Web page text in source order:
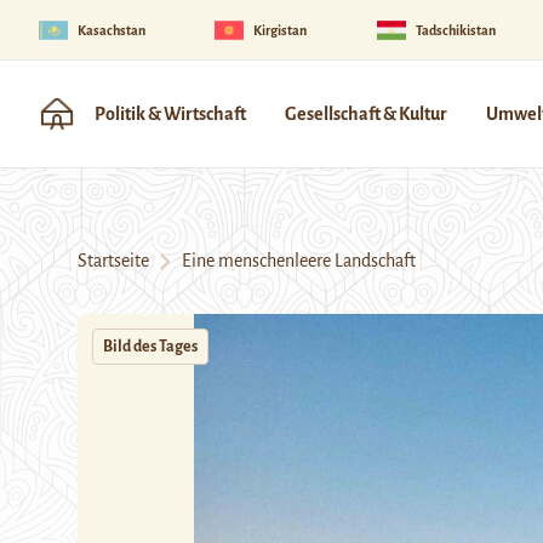
Kasachstan Kirgistan Tadschikistan
Politik & Wirtschaft Gesellschaft & Kultur
Startseite Eine menschenleere Landschaft
Bild des Tages